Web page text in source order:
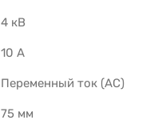
4 кВ
10 А
Переменный ток (AC)
75 мм